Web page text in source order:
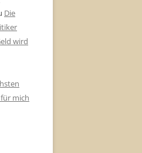
Die
wird
mich